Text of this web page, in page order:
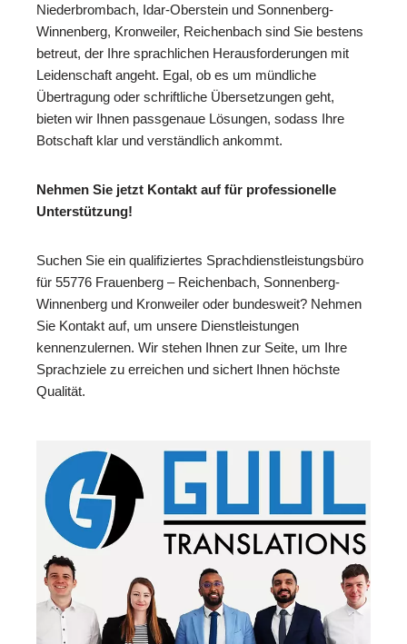
Niederbrombach, Idar-Oberstein und Sonnenberg-
Winnenberg, Kronweiler, Reichenbach sind Sie bestens
betreut, der Ihre sprachlichen Herausforderungen mit
Leidenschaft angeht. Egal, ob es um mündliche
Übertragung oder schriftliche Übersetzungen geht,
bieten wir Ihnen passgenaue Lösungen, sodass Ihre
Botschaft klar und verständlich ankommt.
Nehmen Sie jetzt Kontakt auf für professionelle
Unterstützung!
Suchen Sie ein qualifiziertes Sprachdienstleistungsbüro
für 55776 Frauenberg – Reichenbach, Sonnenberg-
Winnenberg und Kronweiler oder bundesweit? Nehmen
Sie Kontakt auf, um unsere Dienstleistungen
kennenzulernen. Wir stehen Ihnen zur Seite, um Ihre
Sprachziele zu erreichen und sichert Ihnen höchste
Qualität.